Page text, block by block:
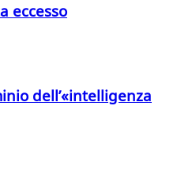
eccesso
dell’«intelligenza